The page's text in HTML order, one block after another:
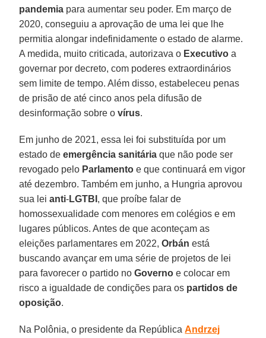
pandemia para aumentar seu poder. Em março de
2020, conseguiu a aprovação de uma lei que lhe
permitia alongar indefinidamente o estado de alarme.
A medida, muito criticada, autorizava o Executivo a
governar por decreto, com poderes extraordinários
sem limite de tempo. Além disso, estabeleceu penas
de prisão de até cinco anos pela difusão de
desinformação sobre ovírus.
Em junho de 2021, essa lei foi substituída por um
estado deemergência sanitária que não pode ser
revogado pelo Parlamento e que continuará em vigor
até dezembro. Também em junho, a Hungria aprovou
sua leianti-LGTBI , que proíbe falar de
homossexualidade com menores em colégios e em
lugares públicos. Antes de que aconteçam as
eleições parlamentares em 2022,Orbán está
buscando avançar em uma série de projetos de lei
para favorecer o partido noGoverno e colocar em
risco a igualdade de condições para os partidos de
oposição.
Na Polônia, o presidente da RepúblicaAndrzej